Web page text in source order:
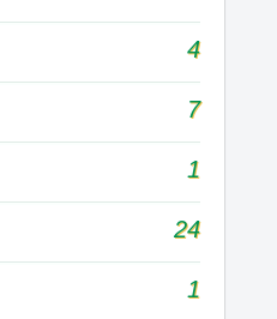
4
7
1
24
1